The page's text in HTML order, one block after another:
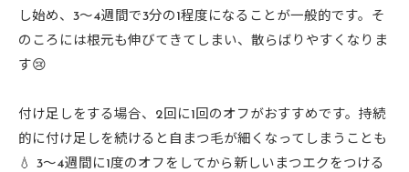
し始め、3〜4週間で3分の1程度になることが一般的です。そ
のころには根元も伸びてきてしまい、散らばりやすくなりま
す😢
付け足しをする場合、2回に1回のオフがおすすめです。持続
的に付け足しを続けると自まつ毛が細くなってしまうことも
💧 3〜4週間に1度のオフをしてから新しいまつエクをつける